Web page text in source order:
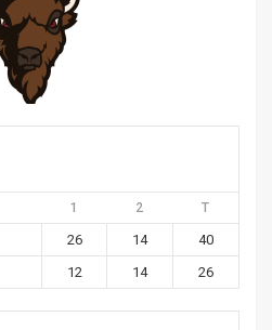
1 2 T
26 14
40
12 14 26